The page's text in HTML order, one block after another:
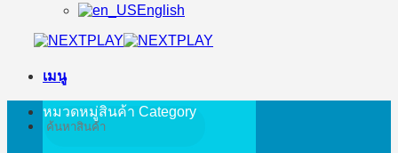
English
เมนู
ค้นหา:
หมวดหมู่สินค้า Category